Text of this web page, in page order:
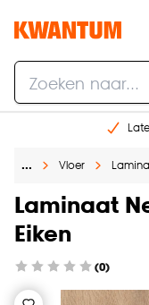
Gratis
… Vloer
Laminaat
Eiken
(0)